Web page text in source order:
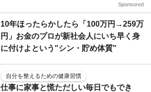
Sponsored
10年ほったらかしたら「100万円→259万
円」お金のプロが新社会人にいち早く身
に付けよという"シン・貯め体質"
自分を整えるための健康習慣
仕事に家事と慌ただしい毎日でもでき